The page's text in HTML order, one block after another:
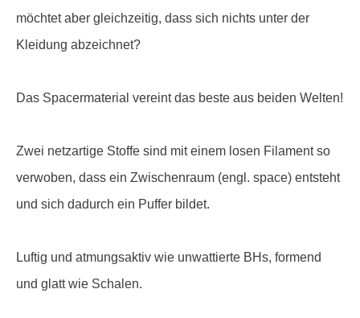
möchtet aber gleichzeitig, dass sich nichts unter der
Kleidung abzeichnet?
Das Spacermaterial vereint das beste aus beiden Welten!
Zwei netzartige Stoffe sind mit einem losen Filament so
verwoben, dass ein Zwischenraum (engl. space) entsteht
und sich dadurch ein Puffer bildet.
Luftig und atmungsaktiv wie unwattierte BHs, formend
und glatt wie Schalen.